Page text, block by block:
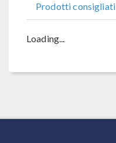
Prodotti consigliati
Loading...